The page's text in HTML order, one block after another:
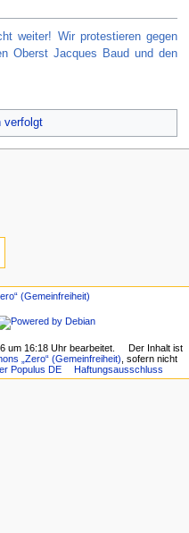
weiter! Wir protestieren gegen
Oberst Jacques Baud und den
verfolgt
um 16:18 Uhr bearbeitet.
Der Inhalt ist
„Zero“ (Gemeinfreiheit), sofern nicht
Populus DE Haftungsausschluss